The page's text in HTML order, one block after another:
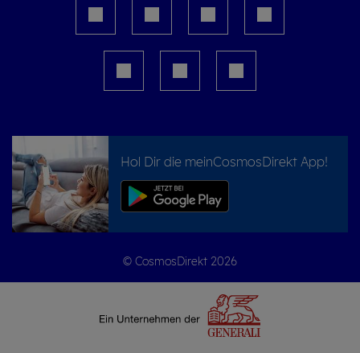
Hol Dir die meinCosmosDirekt App!
© CosmosDirekt 2026